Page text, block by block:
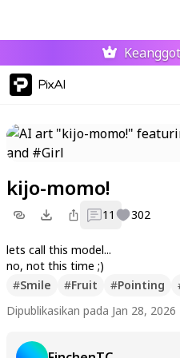
PixAI
kijo-momo!
11 302
lets call this model...
no, not this time ;)
#Smile #Fruit #Pointing
Dipublikasikan pada Jan 28, 2026